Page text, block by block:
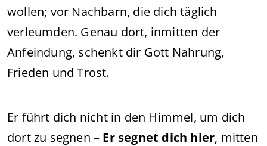
wollen; vor Nachbarn, die dich täglich
verleumden. Genau dort, inmitten der
Anfeindung, schenkt dir Gott Nahrung,
Frieden und Trost.
Er führt dich nicht in den Himmel, um dich
dort zu segnen – Er segnet dich hier, mitten